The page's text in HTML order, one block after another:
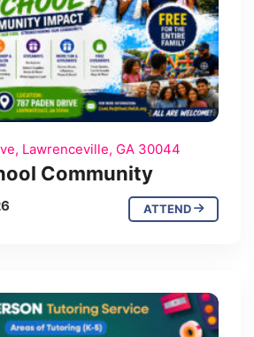
Lawrenceville, GA 30044
Community
ATTEND